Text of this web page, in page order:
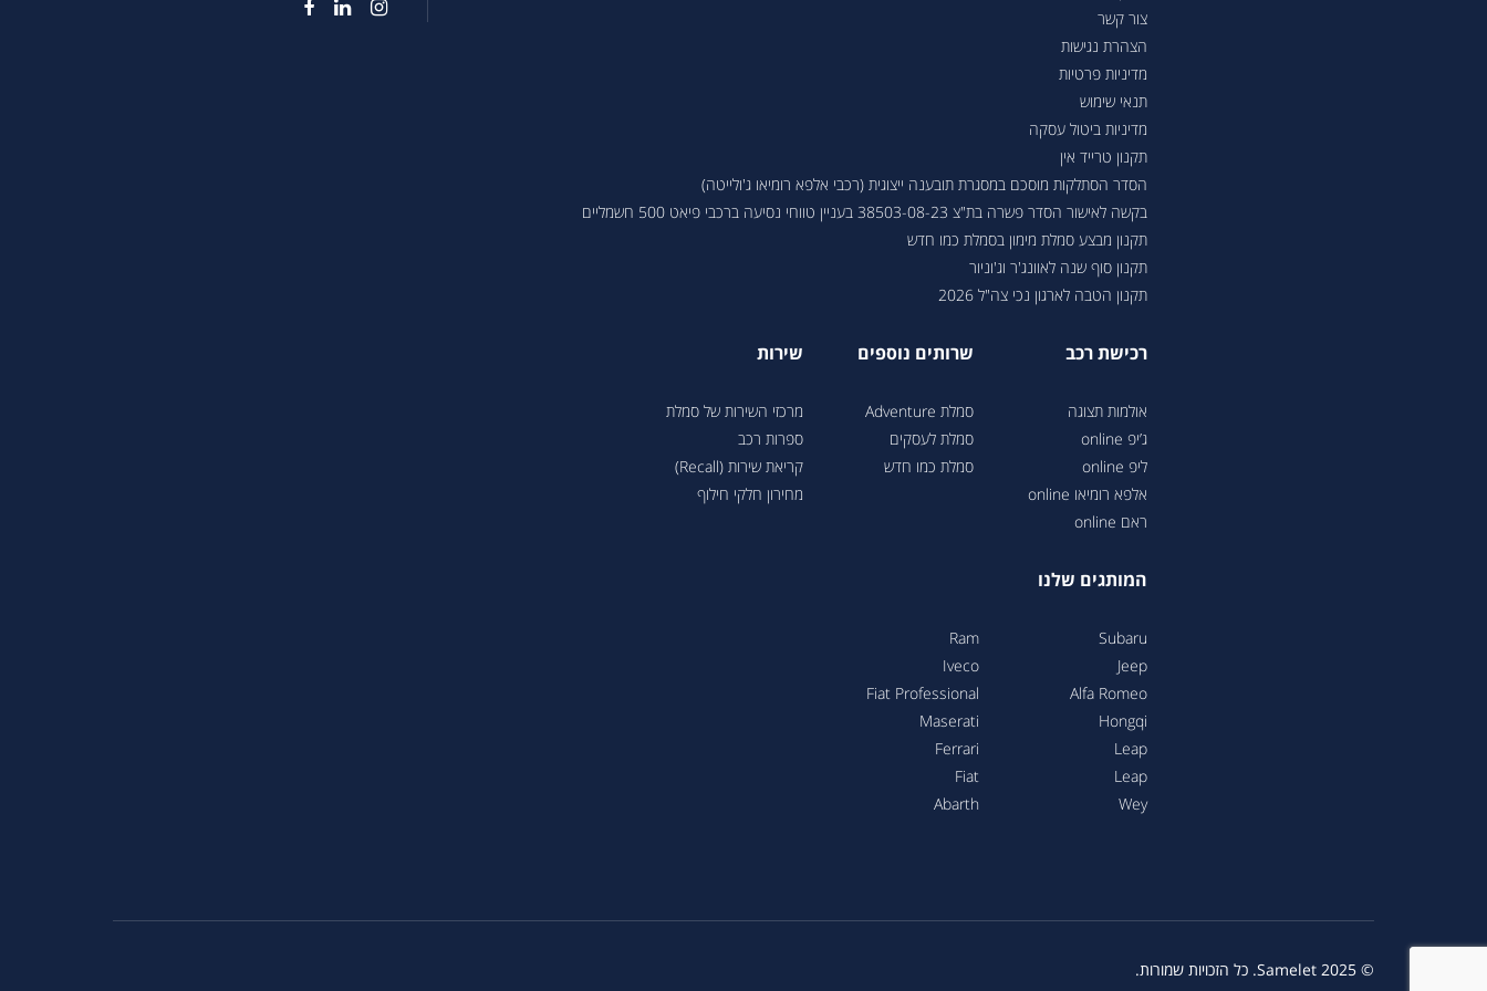
צור קשר
הצהרת נגישות
מדיניות פרטיות
תנאי שימוש
מדיניות ביטול עסקה
תקנון טרייד אין
הסדר הסתלקות מוסכם במסגרת תובענה ייצוגית (רכבי אלפא רומיאו ג'ולייטה)
בקשה לאישור הסדר פשרה בת"צ 38503-08-23 בעניין טווחי נסיעה ברכבי פיאט 500 חשמליים
תקנון מבצע סמלת מימון בסמלת כמו חדש
תקנון סוף שנה לאוונג'ר וג'וניור
תקנון הטבה לארגון נכי צה"ל 2026
רכישת רכב
אולמות תצוגה
ג’יפ online
ליפ online
אלפא רומיאו online
ראם online
שרותים נוספים
סמלת Adventure
סמלת לעסקים
סמלת כמו חדש
שירות
מרכזי השירות של סמלת
ספרות רכב
קריאת שירות (Recall)
מחירון חלקי חילוף
המותגים שלנו
Subaru
Jeep
Alfa Romeo
Hongqi
Leap
Leap
Wey
Ram
Iveco
Fiat Professional
Maserati
Ferrari
Fiat
Abarth
© 2025 Samelet. כל הזכויות שמורות.